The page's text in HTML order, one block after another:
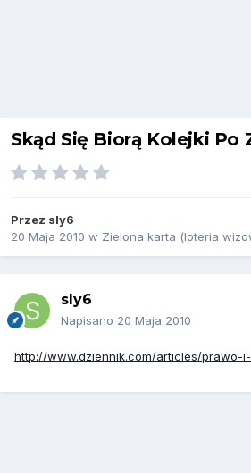
Skąd Się Biorą Kolejki Po
Przez sly6
20 Maja 2010 w Zielona karta (loteria
sly6
Napisano 20 Maja 2010
http://www.dziennik.com/articles/prawo-i-